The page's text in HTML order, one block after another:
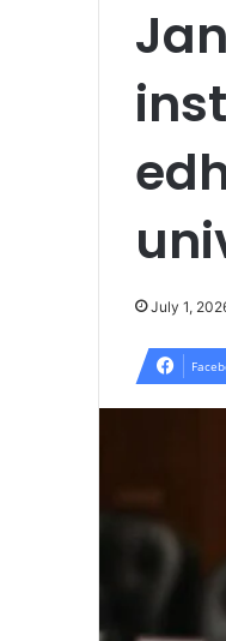
July 1,